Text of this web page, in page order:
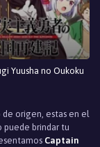
Yuusha no Oukoku
origen, estas en el
brindar tu
Captain